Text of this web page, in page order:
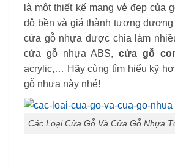
là một thiết kế mang vẻ đẹp của
độ bền và giá thành tương
cửa gỗ nhựa được chia làm
cửa gỗ nhựa ABS, cửa gỗ
acrylic,… Hãy cùng tìm hiểu kỹ
gỗ nhựa này nhé!
Các Loại Cửa Gỗ Và Cửa Gỗ Nhựa